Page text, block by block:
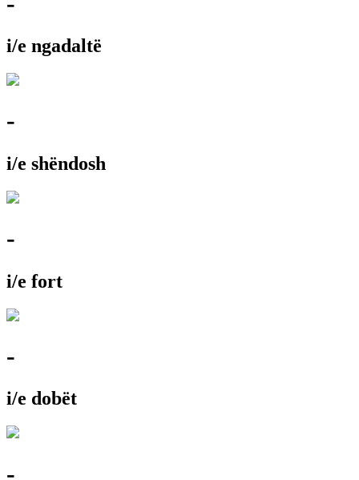
i/e ngadaltë
-
i/e shëndosh
-
i/e fort
-
i/e dobët
-